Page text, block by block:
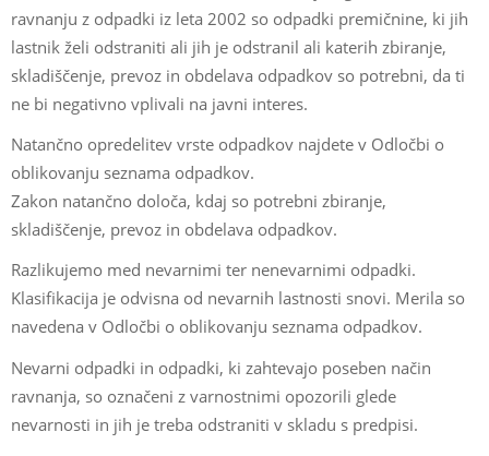
ravnanju z odpadki iz leta 2002 so odpadki premičnine, ki jih
lastnik želi odstraniti ali jih je odstranil ali katerih zbiranje,
skladiščenje, prevoz in obdelava odpadkov so potrebni, da ti
ne bi negativno vplivali na javni interes.
Natančno opredelitev vrste odpadkov najdete v Odločbi o
oblikovanju seznama odpadkov.
Zakon natančno določa, kdaj so potrebni zbiranje,
skladiščenje, prevoz in obdelava odpadkov.
Razlikujemo med nevarnimi ter nenevarnimi odpadki.
Klasifikacija je odvisna od nevarnih lastnosti snovi. Merila so
navedena v Odločbi o oblikovanju seznama odpadkov.
Nevarni odpadki in odpadki, ki zahtevajo poseben način
ravnanja, so označeni z varnostnimi opozorili glede
nevarnosti in jih je treba odstraniti v skladu s predpisi.